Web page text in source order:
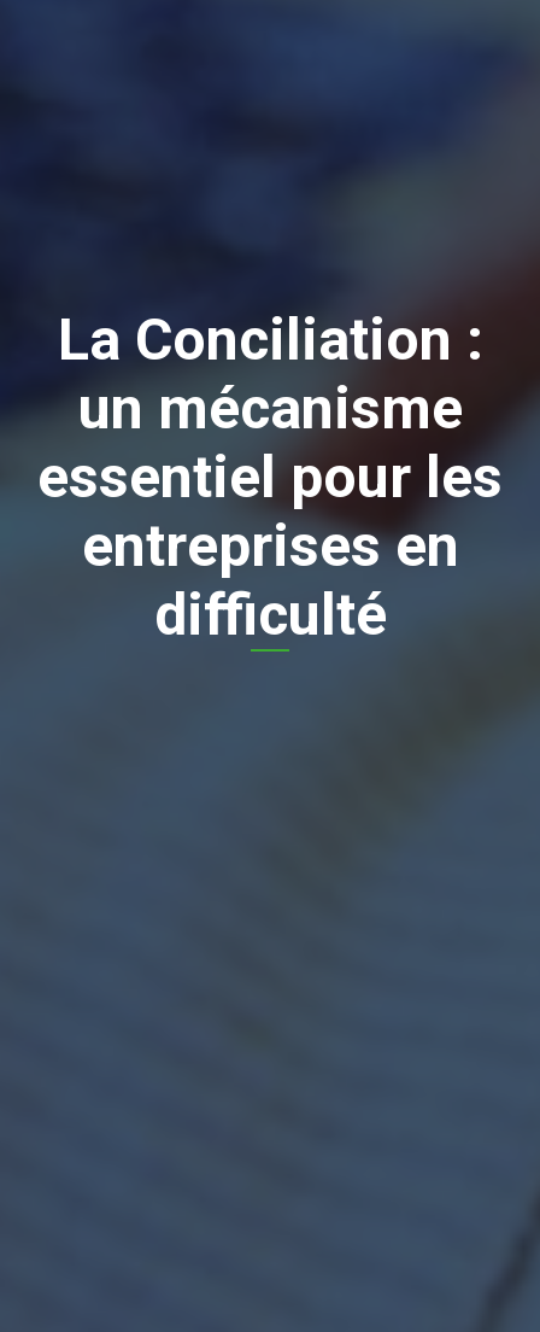
La Conciliation :
un mécanisme
essentiel pour les
entreprises en
difficulté